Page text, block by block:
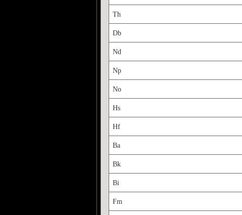
Th
Db
Nd
Np
No
Hs
Hf
Ba
Bk
Bi
Fm